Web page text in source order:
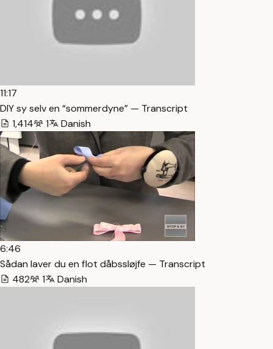
11:17
DIY sy selv en “sommerdyne” — Transcript
1,414
1 Danish
6:46
Sådan laver du en flot dåbssløjfe — Transcript
482
1 Danish